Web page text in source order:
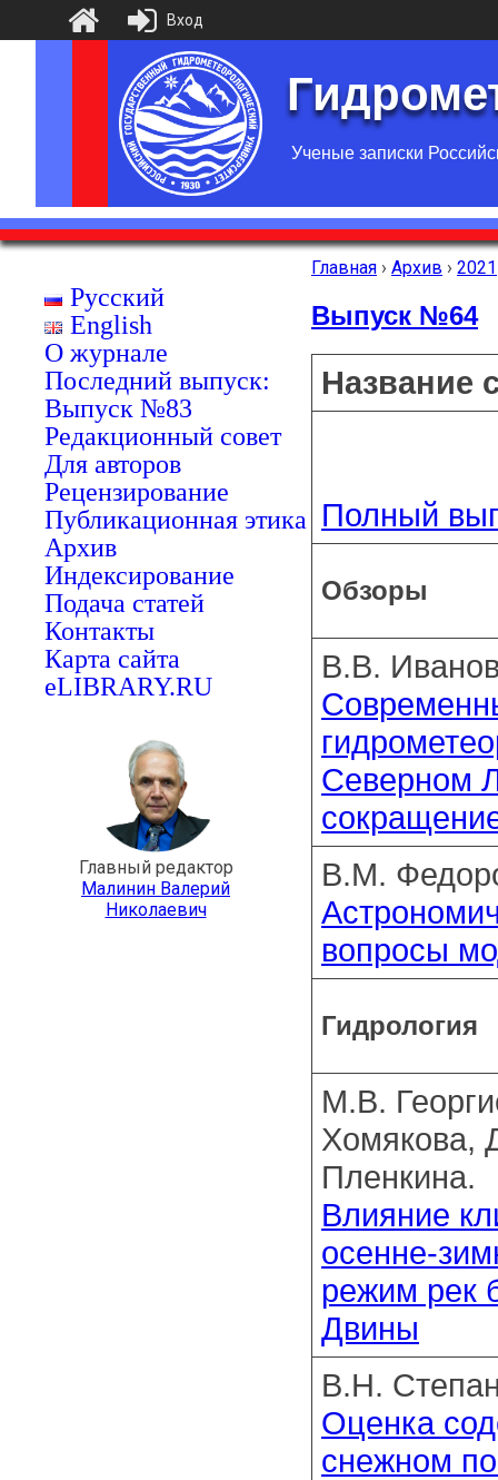
Ученые записки
Русский
English
О журнале
Последний выпуск:
Выпуск №83
Редакционный совет
Для авторов
Рецензирование
Публикационная этика
Архив
Индексирование
Подача статей
Контакты
Карта сайта
eLIBRARY.RU
Главный редактор
Малинин Валерий
Николаевич
Главная › Архив › 2021
Выпуск №64
Название
Полный
Обзоры
В.В.
Северном
В.М.
вопросы
Гидрология
М.В.
Хомякова,
Пленкина.
Влияние
осенне-
режим рек
Двины
В.Н.
Оценка
снежном
Вход